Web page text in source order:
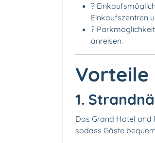
?️
Einkaufszentren
?
anreisen.
Vorteile
1.️
Das Grand Hotel and
sodass Gäste